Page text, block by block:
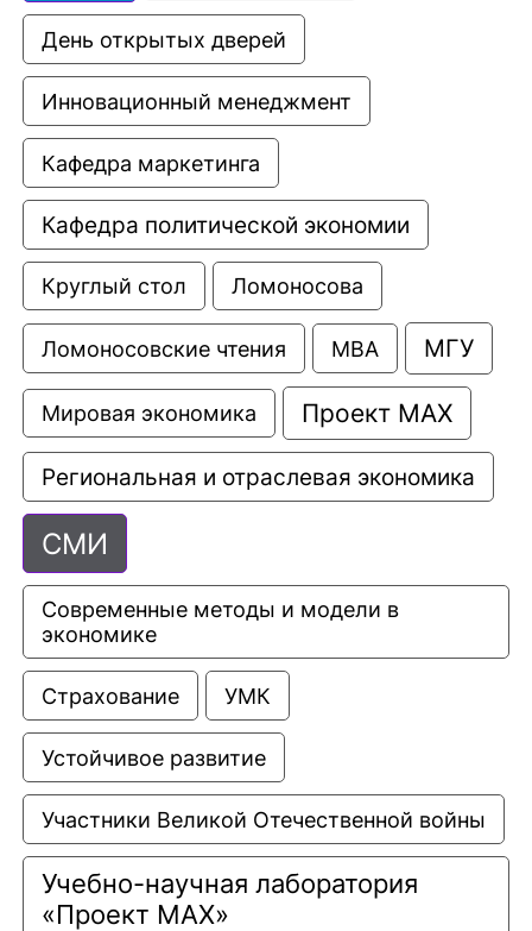
День открытых дверей
Инновационный менеджмент
Кафедра маркетинга
Кафедра политической экономии
Круглый стол Ломоносова
Ломоносовские чтения МВА МГУ
Мировая экономика Проект МАХ
Региональная и отраслевая экономика
СМИ
Современные методы и модели в
экономике
Страхование УМК
Устойчивое развитие
Участники Великой Отечественной войны
Учебно-научная лаборатория
«Проект МАХ»